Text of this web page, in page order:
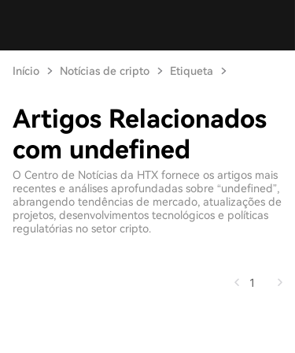
Início Notícias de cripto Etiqueta
Artigos Relacionados
com undefined
O Centro de Notícias da HTX fornece os artigos mais
recentes e análises aprofundadas sobre “undefined”,
abrangendo tendências de mercado, atualizações de
projetos, desenvolvimentos tecnológicos e políticas
regulatórias no setor cripto.
1